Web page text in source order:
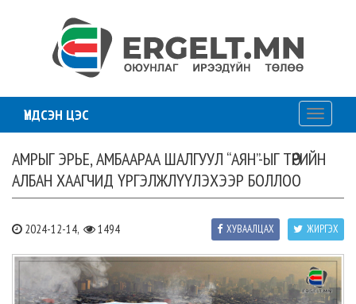
ҮНДСЭН ЦЭС
Toggle
АМРЫГ ЭРЬЕ, АМБААРАА ШАЛГУУЛ “АЯН”-ЫГ ТӨРИЙН
АЛБАН ХААГЧИД ҮРГЭЛЖЛҮҮЛЭХЭЭР БОЛЛОО
2024-12-14, 1494 ЖИРГЭХ
ХУВААЛЦАХ